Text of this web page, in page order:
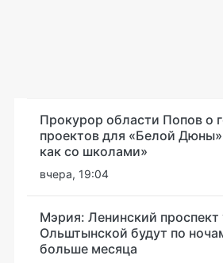
Прокурор области Попов о
проектов для «Белой
как со школами»
вчера, 19:04
Мэрия: Ленинский проспект
Ольштынской будут по
больше месяца